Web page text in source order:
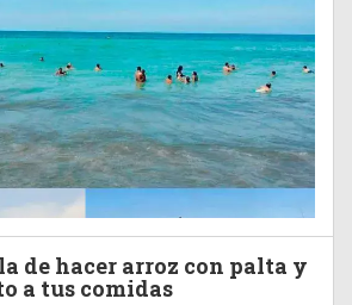
de hacer arroz con palta y
a tus comidas